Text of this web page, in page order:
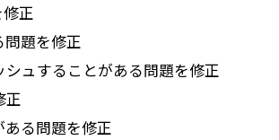
正
題を修正
シュすることがある問題を修正
正
る問題を修正